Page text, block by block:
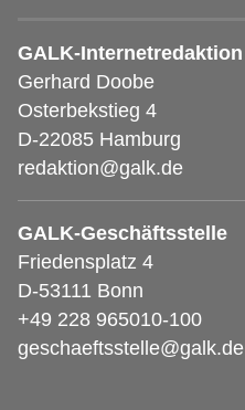
GALK-Internetredaktion
Gerhard Doobe
Osterbekstieg 4
D-22085 Hamburg
redaktion@galk.de
GALK-Geschäftsstelle
Friedensplatz 4
D-53111 Bonn
+49 228 965010-100
geschaeftsstelle@galk.de